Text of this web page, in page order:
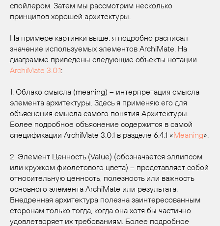
спойлером. Затем мы рассмотрим несколько
принципов хорошей архитектуры.
На примере картинки выше, я подробно расписал
значение используемых элементов ArchiMate. На
диаграмме приведены следующие объекты нотации
ArchiMate 3.0.1:
1. Облако смысла (meaning) – интерпретация смысла
элемента архитектуры. Здесь я применяю его для
объяснения смысла самого понятия Архитектуры.
Более подробное объяснение содержится в самой
спецификации ArchiMate 3.0.1 в разделе 6.4.1 «Meaning».
2. Элемент Ценность (Value) (обозначается эллипсом
или кружком фиолетового цвета) – представляет собой
относительную ценность, полезность или важность
основного элемента ArchiMate или результата.
Внедренная архитектура полезна заинтересованным
сторонам только тогда, когда она хотя бы частично
удовлетворяет их требованиям. Более подробное